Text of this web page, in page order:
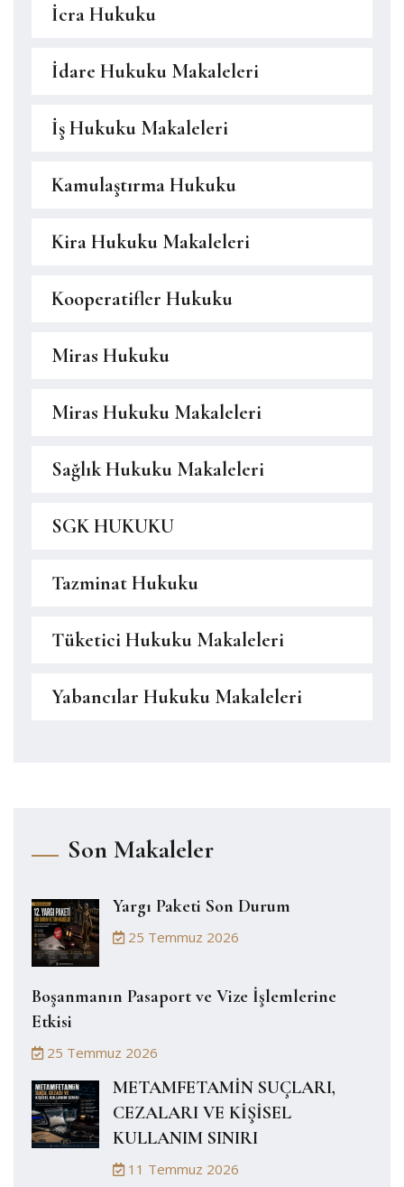
İcra Hukuku
İdare Hukuku Makaleleri
İş Hukuku Makaleleri
Kamulaştırma Hukuku
Kira Hukuku Makaleleri
Kooperatifler Hukuku
Miras Hukuku
Miras Hukuku Makaleleri
Sağlık Hukuku Makaleleri
SGK HUKUKU
Tazminat Hukuku
Tüketici Hukuku Makaleleri
Yabancılar Hukuku Makaleleri
Son Makaleler
Yargı Paketi Son Durum
25 Temmuz 2026
Boşanmanın Pasaport ve Vize İşlemlerine
Etkisi
25 Temmuz 2026
METAMFETAMİN SUÇLARI,
CEZALARI VE KİŞİSEL
KULLANIM SINIRI
11 Temmuz 2026